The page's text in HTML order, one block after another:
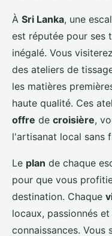
À Sri Lanka, une
est réputée pour ses
inégalé. Vous
des ateliers de
les matières
haute qualité. Ces
offre de croisière,
l'artisanat local sans
Le plan de chaque
pour que vous
destination. Chaque
locaux, passionnés
connaissances. Vous